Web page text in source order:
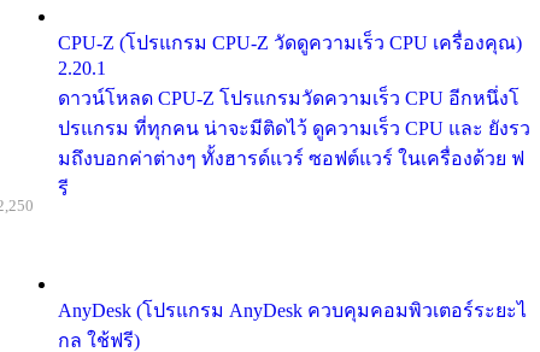
CPU-Z (โปรแกรม CPU-Z วัดดูความเร็ว CPU เครื่องคุณ)
2.20.1
ดาวน์โหลด CPU-Z โปรแกรมวัดความเร็ว CPU อีกหนึ่งโ
ปรแกรม ที่ทุกคน น่าจะมีติดไว้ ดูความเร็ว CPU และ ยังรว
มถึงบอกค่าต่างๆ ทั้งฮารด์แวร์ ซอฟต์แวร์ ในเครื่องด้วย ฟ
รี
AnyDesk (โปรแกรม AnyDesk ควบคุมคอมพิวเตอร์ระยะไ
กล ใช้ฟรี)